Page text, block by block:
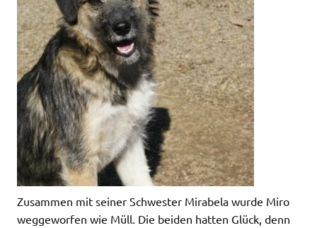
Zusammen mit seiner Schwester Mirabela wurde Miro
weggeworfen wie Müll. Die beiden hatten Glück, denn